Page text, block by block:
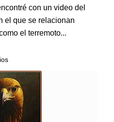
con un video del
el que se relacionan
el terremoto...